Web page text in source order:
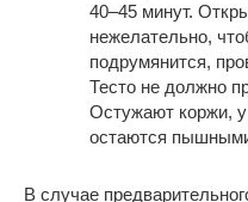
40–45 минут.
нежелательно,
подрумянится,
Тесто не должно
Остужают коржи,
остаются
В случае